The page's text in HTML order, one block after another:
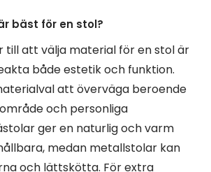
bäst för en stol?
till att välja material för en stol är
både estetik och funktion.
att överväga beroende
och personliga
ger en naturlig och varm
medan metallstolar kan
och lättskötta. För extra